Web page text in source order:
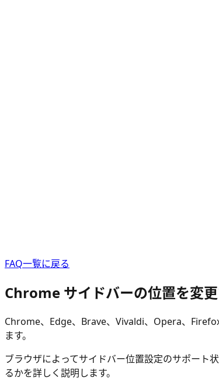
FAQ一覧に戻る
Chrome サイドバーの位置を変
Chrome、Edge、Brave、Vivaldi、Opera、
ます。
ブラウザによってサイドバー位置設定のサポート
るかを詳しく説明します。